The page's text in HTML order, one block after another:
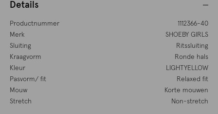
Details
Productnummer
1112366-40
Merk
SHOEBY GIRLS
Sluiting
Ritssluiting
Kraagvorm
Ronde hals
Kleur
LIGHTYELLOW
Pasvorm/ fit
Relaxed fit
Mouw
Korte mouwen
Stretch
Non-stretch